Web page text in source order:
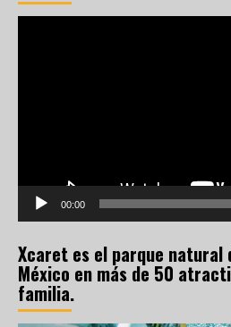
00:00
Xcaret es el parque natural
México en más de 50
familia.